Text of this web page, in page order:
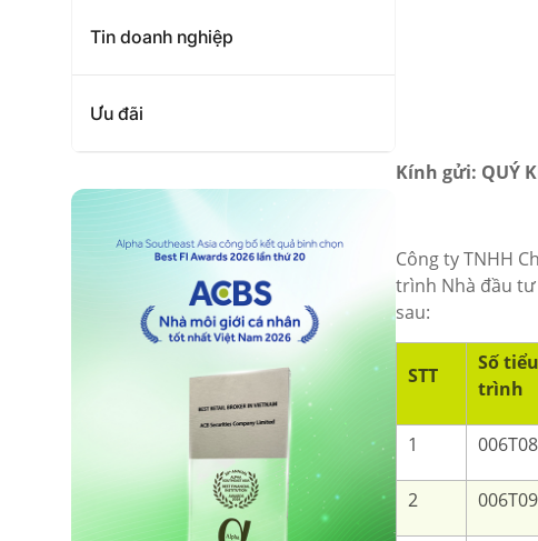
Tin doanh nghiệp
Ưu đãi
Kính gửi: QUÝ
Công ty TNHH
trình Nhà đầu tư
sau:
STT
Số
trình
1
2